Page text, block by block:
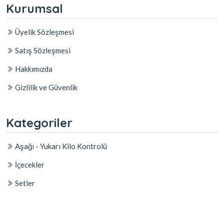
Kurumsal
Üyelik Sözleşmesi
Satış Sözleşmesi
Hakkımızda
Gizlilik ve Güvenlik
Kategoriler
Aşağı - Yukarı Kilo Kontrolü
İçecekler
Setler